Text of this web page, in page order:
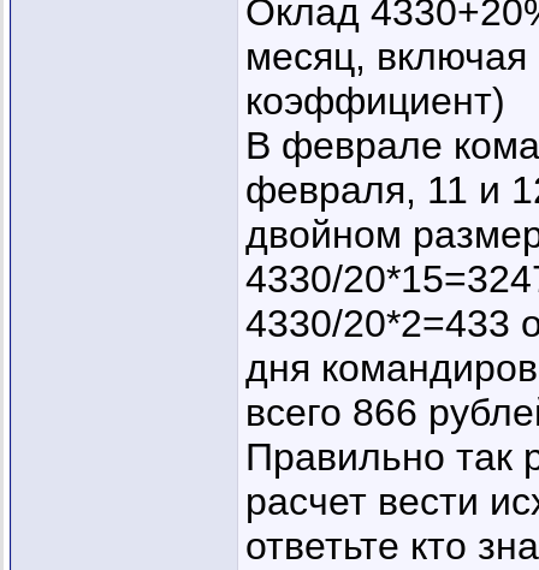
Оклад
месяц,
коэффициент)
В феврале
февраля, 11 и
двойном
4330/
4330/20*2=433
дня
всего 866
Правильно так
расчет вести
ответьте кто